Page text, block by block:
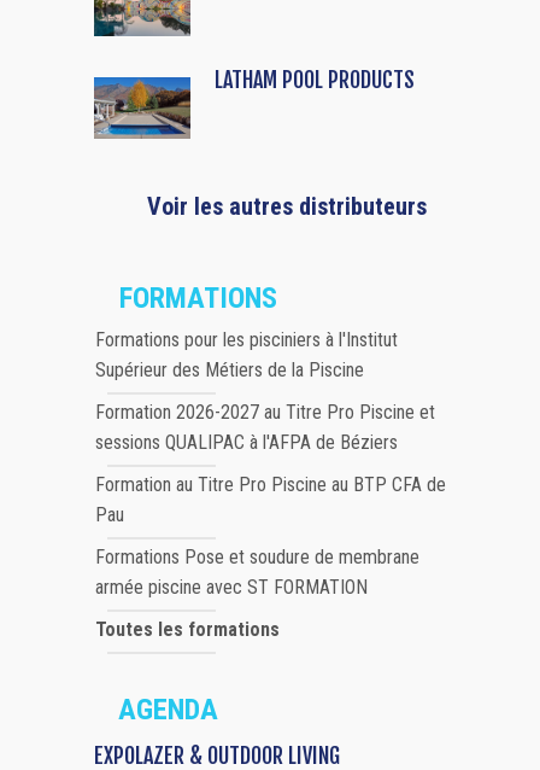
LATHAM POOL PRODUCTS
Voir les autres distributeurs
FORMATIONS
Formations pour les pisciniers à l'Institut
Supérieur des Métiers de la Piscine
Formation 2026-2027 au Titre Pro Piscine et
sessions QUALIPAC à l'AFPA de Béziers
Formation au Titre Pro Piscine au BTP CFA de
Pau
Formations Pose et soudure de membrane
armée piscine avec ST FORMATION
Toutes les formations
AGENDA
EXPOLAZER & OUTDOOR LIVING